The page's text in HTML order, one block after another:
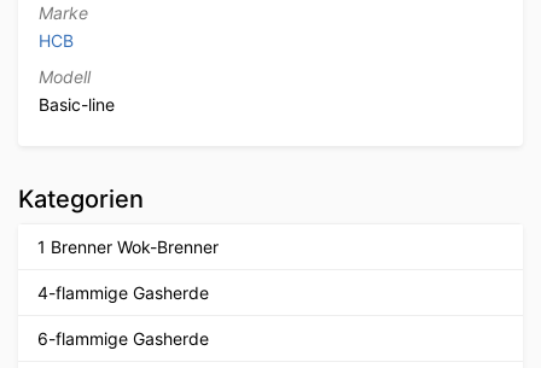
Marke
HCB
Modell
Basic-line
Kategorien
1 Brenner Wok-Brenner
4-flammige Gasherde
6-flammige Gasherde